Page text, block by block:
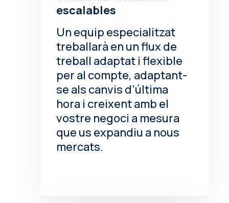
escalables
Un equip especialitzat
treballarà en un flux de
treball adaptat i flexible
per al compte, adaptant-
se als canvis d’última
hora i creixent amb el
vostre negoci a mesura
que us expandiu a nous
mercats.